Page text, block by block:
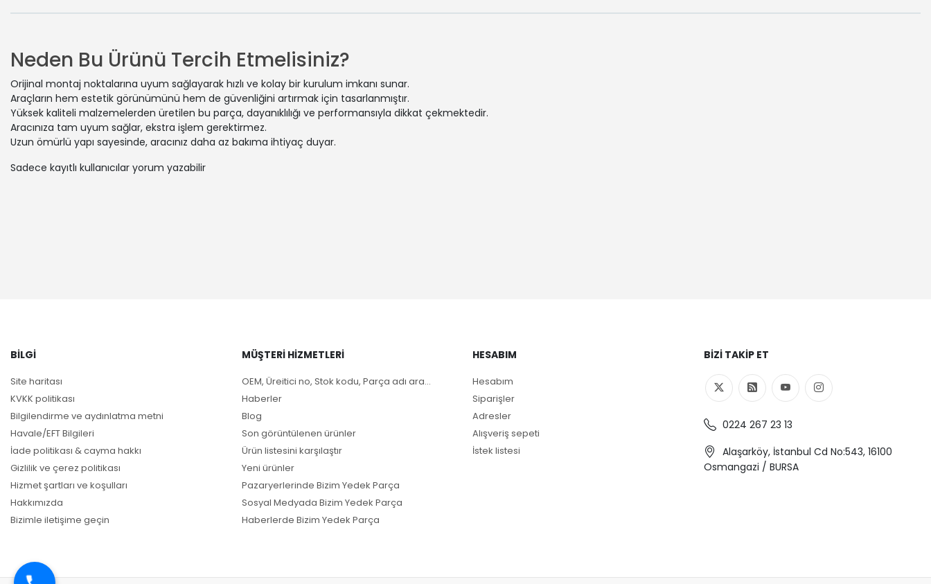
Neden Bu Ürünü Tercih Etmelisiniz?
Orijinal montaj noktalarına uyum sağlayarak hızlı ve kolay bir kurulum imkanı sunar.
Araçların hem estetik görünümünü hem de güvenliğini artırmak için tasarlanmıştır.
Yüksek kaliteli malzemelerden üretilen bu parça, dayanıklılığı ve performansıyla dikkat çekmektedir.
Aracınıza tam uyum sağlar, ekstra işlem gerektirmez.
Uzun ömürlü yapı sayesinde, aracınız daha az bakıma ihtiyaç duyar.
Sadece kayıtlı kullanıcılar yorum yazabilir
BILGI
Site haritası
KVKK politikası
Bilgilendirme ve aydınlatma metni
Havale/EFT Bilgileri
İade politikası & cayma hakkı
Gizlilik ve çerez politikası
Hizmet şartları ve koşulları
Hakkımızda
Bizimle iletişime geçin
MÜŞTERI HIZMETLERI
OEM, Üreitici no, Stok kodu, Parça adı ara...
Haberler
Blog
Son görüntülenen ürünler
Ürün listesini karşılaştır
Yeni ürünler
Pazaryerlerinde Bizim Yedek Parça
Sosyal Medyada Bizim Yedek Parça
Haberlerde Bizim Yedek Parça
HESABIM
Hesabım
Siparişler
Adresler
Alışveriş sepeti
İstek listesi
BIZI TAKIP ET
0224 267 23 13
Alaşarköy, İstanbul Cd No:543, 16100
Osmangazi / BURSA